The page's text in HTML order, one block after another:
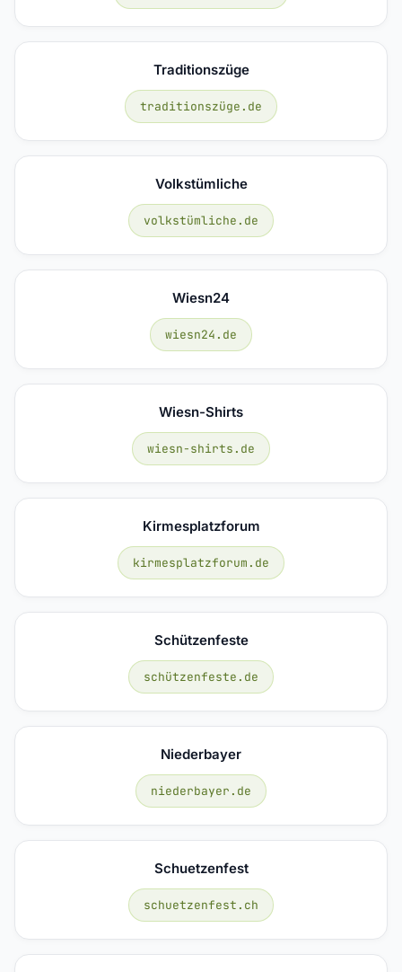
Traditionszüge
traditionszüge.de
Volkstümliche
volkstümliche.de
Wiesn24
wiesn24.de
Wiesn-Shirts
wiesn-shirts.de
Kirmesplatzforum
kirmesplatzforum.de
Schützenfeste
schützenfeste.de
Niederbayer
niederbayer.de
Schuetzenfest
schuetzenfest.ch